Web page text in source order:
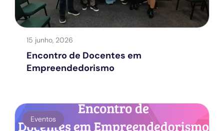
Encontro de Docentes em
Empreendedorismo
15 junho, 2026
Eventos